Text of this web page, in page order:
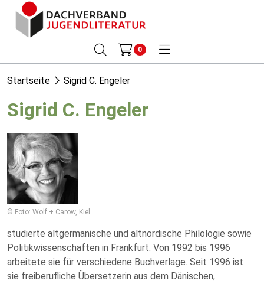
0
Startseite Sigrid C. Engeler
Sigrid C. Engeler
© Foto: Wolf + Carow, Kiel
studierte altgermanische und altnordische Philologie sowie
Politikwissenschaften in Frankfurt. Von 1992 bis 1996
arbeitete sie für verschiedene Buchverlage. Seit 1996 ist
sie freiberufliche Übersetzerin aus dem Dänischen,